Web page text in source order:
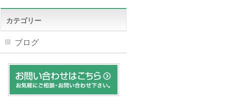
カテゴリー
ブログ